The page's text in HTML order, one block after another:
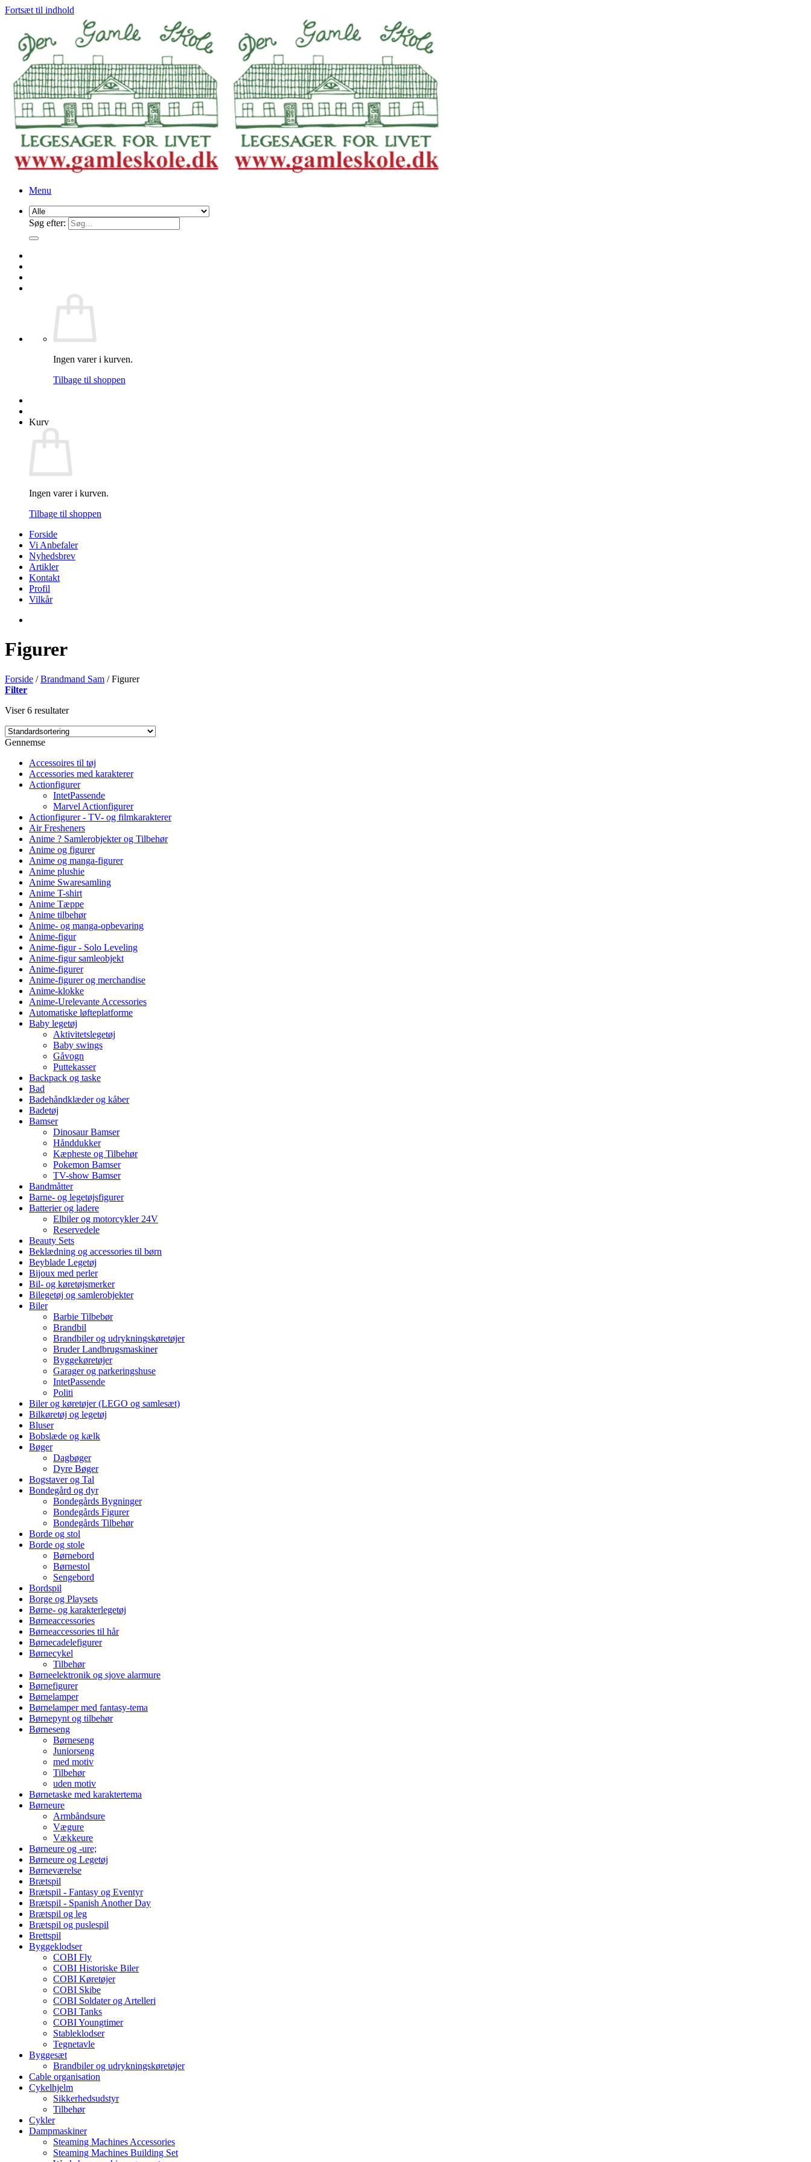
Fortsæt til indhold
Menu
Søg efter:
Ingen varer i kurven.
Tilbage til shoppen
Kurv
Ingen varer i kurven.
Tilbage til shoppen
Forside
Vi Anbefaler
Nyhedsbrev
Artikler
Kontakt
Profil
Vilkår
Figurer
Forside / Brandmand Sam /Figurer
Filter
Viser 6 resultater
Gennemse
Accessoires til tøj
Accessories med karakterer
Actionfigurer
IntetPassende
Marvel Actionfigurer
Actionfigurer - TV- og filmkarakterer
Air Fresheners
Anime ? Samlerobjekter og Tilbehør
Anime og figurer
Anime og manga-figurer
Anime plushie
Anime Swaresamling
Anime T-shirt
Anime Tæppe
Anime tilbehør
Anime- og manga-opbevaring
Anime-figur
Anime-figur - Solo Leveling
Anime-figur samleobjekt
Anime-figurer
Anime-figurer og merchandise
Anime-klokke
Anime-Urelevante Accessories
Automatiske løfteplatforme
Baby legetøj
Aktivitetslegetøj
Baby swings
Gåvogn
Puttekasser
Backpack og taske
Bad
Badehåndklæder og kåber
Badetøj
Bamser
Dinosaur Bamser
Hånddukker
Kæpheste og Tilbehør
Pokemon Bamser
TV-show Bamser
Bandmåtter
Barne- og legetøjsfigurer
Batterier og ladere
Elbiler og motorcykler 24V
Reservedele
Beauty Sets
Beklædning og accessories til børn
Beyblade Legetøj
Bijoux med perler
Bil- og køretøjsmerker
Bilegetøj og samlerobjekter
Biler
Barbie Tilbebør
Brandbil
Brandbiler og udrykningskøretøjer
Bruder Landbrugsmaskiner
Byggekøretøjer
Garager og parkeringshuse
IntetPassende
Politi
Biler og køretøjer (LEGO og samlesæt)
Bilkøretøj og legetøj
Bluser
Bobslæde og kælk
Bøger
Dagbøger
Dyre Bøger
Bogstaver og Tal
Bondegård og dyr
Bondegårds Bygninger
Bondegårds Figurer
Bondegårds Tilbehør
Borde og stol
Borde og stole
Børnebord
Børnestol
Sengebord
Bordspil
Borge og Playsets
Børne- og karakterlegetøj
Børneaccessories
Børneaccessories til hår
Børnecadelefigurer
Børnecykel
Tilbehør
Børneelektronik og sjove alarmure
Børnefigurer
Børnelamper
Børnelamper med fantasy-tema
Børnepynt og tilbehør
Børneseng
Børneseng
Juniorseng
med motiv
Tilbehør
uden motiv
Børnetaske med karaktertema
Børneure
Armbåndsure
Vægure
Vækkeure
Børneure og -ure;
Børneure og Legetøj
Børneværelse
Brætspil
Brætspil - Fantasy og Eventyr
Brætspil - Spanish Another Day
Brætspil og leg
Brætspil og puslespil
Brettspil
Byggeklodser
COBI Fly
COBI Historiske Biler
COBI Køretøjer
COBI Skibe
COBI Soldater og Artelleri
COBI Tanks
COBI Youngtimer
Stableklodser
Tegnetavle
Byggesæt
Brandbiler og udrykningskøretøjer
Cable organisation
Cykelhjelm
Sikkerhedsudstyr
Tilbehør
Cykler
Dampmaskiner
Steaming Machines Accessories
Steaming Machines Building Set